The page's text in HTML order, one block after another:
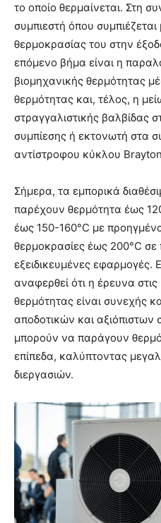
το οποίο θερμαίνεται. Στη
συμπιεστή όπου
θερμοκρασίας του στην
επόμενο βήμα είναι η
βιομηχανικής θερμότητας
θερμότητας και, τέλος, η
στραγγαλιστικής βαλβίδας
συμπίεσης ή εκτονωτή στα
αντίστροφου κύκλου
Σήμερα, τα εμπορικά
παρέχουν θερμότητα έως
έως 150-160°C με
θερμοκρασίες έως 200°C σε
εξειδικευμένες εφαρμογές.
αναφερθεί ότι η έρευνα
θερμότητας είναι συνεχής
αποδοτικών και
μπορούν να παράγουν
επίπεδα, καλύπτοντας
διεργασιών.